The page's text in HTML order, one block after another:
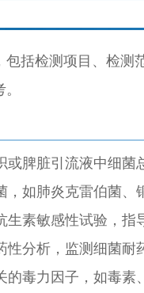
括检测项目、检测
脾脏引流液中细菌
如肺炎克雷伯菌、
素敏感性试验，指
分析，监测细菌耐
毒力因子，如毒素